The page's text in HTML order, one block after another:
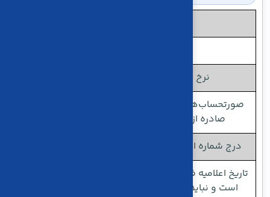
نرخ مالیات بر ارزش افزوده صفر است.
صورتحساب‌های این الگو باید با اطلاعات اعلامیه فروش
صادره از بورس کالا کاملاً تطابق داشته باشند.
درج شماره اعلامیه فروش در صورتحساب الزامی است.
تاریخ اعلامیه فروش، معادل تاریخ انجام معامله در بورس
است و نباید از تاریخ صدور صورتحساب بزرگ‌تر باشد.